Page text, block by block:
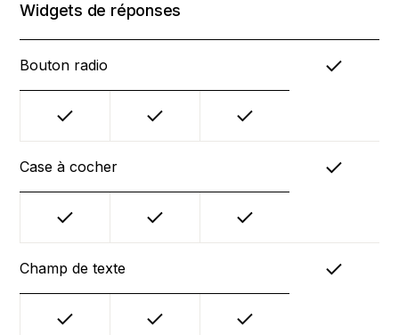
Widgets de réponses
Bouton radio
Case à cocher
Champ de texte